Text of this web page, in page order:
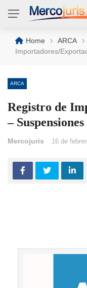
Home › ARCA ›
Importadores/
ARCA
Registro de
– Suspensiones
Mercojuris 16 de